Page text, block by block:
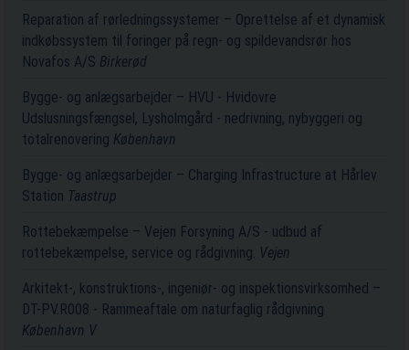
Reparation af rørledningssystemer – Oprettelse af et dynamisk
indkøbssystem til foringer på regn- og spildevandsrør hos
Novafos A/S Birkerød
Bygge- og anlægsarbejder – HVU - Hvidovre
Udslusningsfængsel, Lysholmgård - nedrivning, nybyggeri og
totalrenovering København
Bygge- og anlægsarbejder – Charging Infrastructure at Hårlev
Station Taastrup
Rottebekæmpelse – Vejen Forsyning A/S - udbud af
rottebekæmpelse, service og rådgivning. Vejen
Arkitekt-, konstruktions-, ingeniør- og inspektionsvirksomhed –
DT-PV.R008 - Rammeaftale om naturfaglig rådgivning
København V